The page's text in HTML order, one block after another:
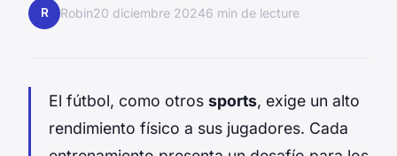
R Robin20 diciembre 20246 min de lecture
El fútbol, como otros sports, exige un alto
rendimiento físico a sus jugadores. Cada